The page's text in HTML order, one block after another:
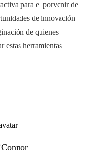
para el porvenir de
de innovación
de quienes
estas herramientas